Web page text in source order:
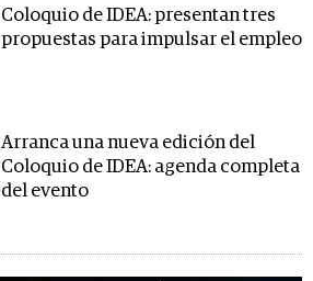
Coloquio de IDEA: presentan tres
propuestas para impulsar el empleo
Arranca una nueva edición del
Coloquio de IDEA: agenda completa
del evento